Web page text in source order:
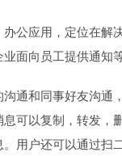
公应用，定位在解
面向员工提供通知
通和同事好友沟通
息可以复制，转发
用户还可以通过扫